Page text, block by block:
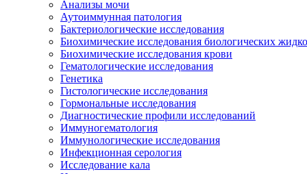
Анализы мочи
Аутоиммунная патология
Бактериологические исследования
Биохимические исследования биологических
Биохимические исследования крови
Гематологические исследования
Генетика
Гистологические исследования
Гормональные исследования
Диагностические профили исследований
Иммуногематология
Иммунологические исследования
Инфекционная серология
Исследование кала